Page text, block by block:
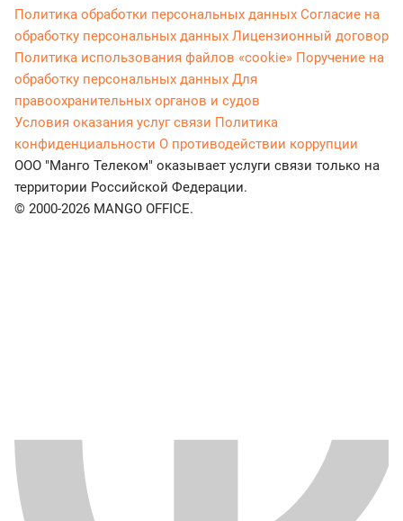
Политика обработки персональных данных Согласие на
обработку персональных данных Лицензионный договор
Политика использования файлов «cookie» Поручение на
обработку персональных данных Для
правоохранительных органов и судов
Условия оказания услуг связи Политика
конфиденциальности О противодействии коррупции
ООО "Манго Телеком" оказывает услуги связи только на
территории Российской Федерации.
© 2000-2026 MANGO OFFICE.